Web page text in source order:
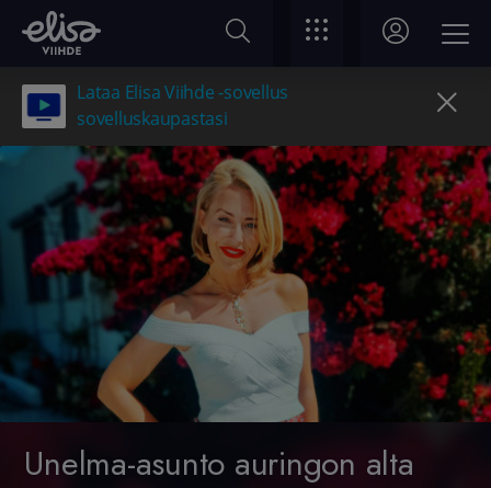
Lataa Elisa Viihde -sovellus
sovelluskaupastasi
Unelma-asunto auringon alta